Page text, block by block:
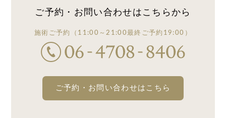
ご予約・お問い合わせはこちらから
施術ご予約 （11:00～21:00最終ご予約19:00）
ご予約・お問い合わせはこちら